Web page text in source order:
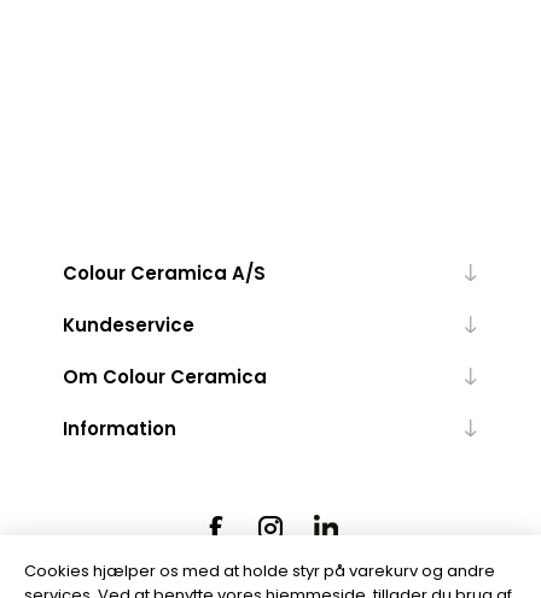
Colour Ceramica A/S
Kundeservice
Om Colour Ceramica
Information
Cookies hjælper os med at holde styr på varekurv og andre